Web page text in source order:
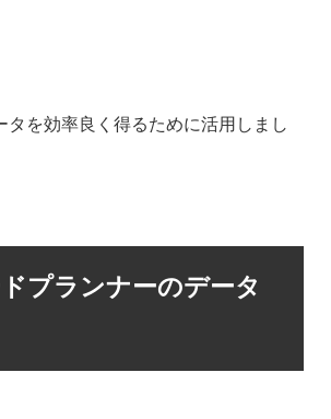
タを効率良く得るために活用しまし
プランナーのデータ